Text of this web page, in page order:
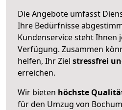
Die Angebote umfasst
Ihre Bedürfnisse
Kundenservice steht Ihnen
Verfügung. Zusammen
helfen, Ihr Ziel stressfrei
erreichen.
Wir bieten höchste
für den Umzug von